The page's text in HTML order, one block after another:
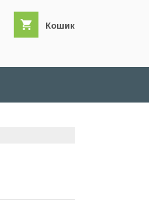
Кошик